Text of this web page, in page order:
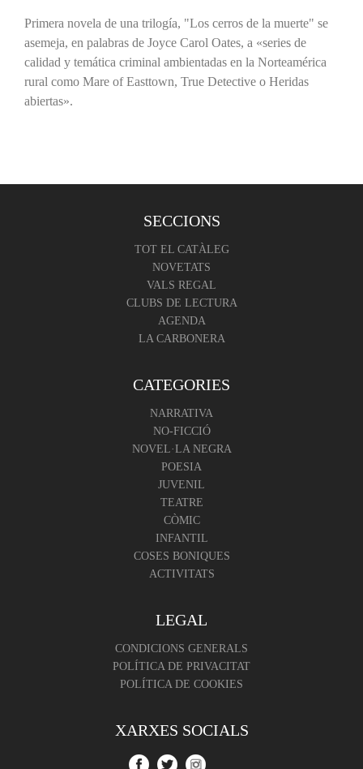
Primera novela de una trilogía, "Los cerros de la muerte" se
asemeja, en palabras de Joyce Carol Oates, a «series de
calidad y temática criminal ambientadas en la Norteamérica
rural como Mare of Easttown, True Detective o Heridas
abiertas».
SECCIONS
TOT EL CATÀLEG
NOVETATS
VALS REGAL
CLUBS DE LECTURA
AGENDA
LA CARBONERA
CATEGORIES
NARRATIVA
NO-FICCIÓ
NOVEL·LA NEGRA
POESIA
JUVENIL
TEATRE
CÒMIC
INFANTIL
COSES BONIQUES
ACTIVITATS
LEGAL
CONDICIONS GENERALS
POLÍTICA DE PRIVACITAT
POLÍTICA DE COOKIES
XARXES SOCIALS